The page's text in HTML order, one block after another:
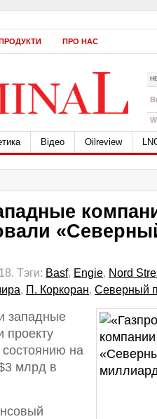
ПРО НАС
Відео Oilreview
Тэги: Basf, Engie, Nord
, П. Коркоран, Северный
западные
проекту
на
млрд в